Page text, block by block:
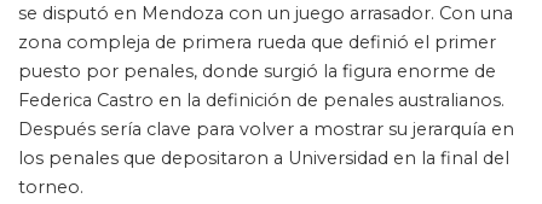
se disputó en Mendoza con un juego arrasador. Con una
zona compleja de primera rueda que definió el primer
puesto por penales, donde surgió la figura enorme de
Federica Castro en la definición de penales australianos.
Después sería clave para volver a mostrar su jerarquía en
los penales que depositaron a Universidad en la final del
torneo.